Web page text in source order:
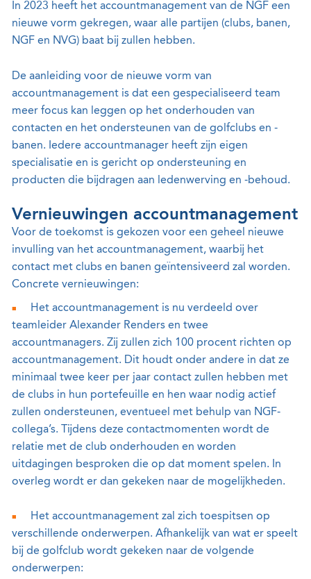
In 2023 heeft het accountmanagement van de NGF een
nieuwe vorm gekregen, waar alle partijen (clubs, banen,
NGF en NVG) baat bij zullen hebben.
De aanleiding voor de nieuwe vorm van
accountmanagement is dat een gespecialiseerd team
meer focus kan leggen op het onderhouden van
contacten en het ondersteunen van de golfclubs en -
banen. Iedere accountmanager heeft zijn eigen
specialisatie en is gericht op ondersteuning en
producten die bijdragen aan ledenwerving en -behoud.
Vernieuwingen accountmanagement
Voor de toekomst is gekozen voor een geheel nieuwe
invulling van het accountmanagement, waarbij het
contact met clubs en banen geïntensiveerd zal worden.
Concrete vernieuwingen:
Het accountmanagement is nu verdeeld over
teamleider Alexander Renders en twee
accountmanagers. Zij zullen zich 100 procent richten op
accountmanagement. Dit houdt onder andere in dat ze
minimaal twee keer per jaar contact zullen hebben met
de clubs in hun portefeuille en hen waar nodig actief
zullen ondersteunen, eventueel met behulp van NGF-
collega’s. Tijdens deze contactmomenten wordt de
relatie met de club onderhouden en worden
uitdagingen besproken die op dat moment spelen. In
overleg wordt er dan gekeken naar de mogelijkheden.
Het accountmanagement zal zich toespitsen op
verschillende onderwerpen. Afhankelijk van wat er speelt
bij de golfclub wordt gekeken naar de volgende
onderwerpen: